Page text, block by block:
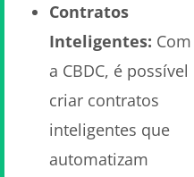
Contratos
Inteligentes: Com
a CBDC, é possível
criar contratos
inteligentes que
automatizam